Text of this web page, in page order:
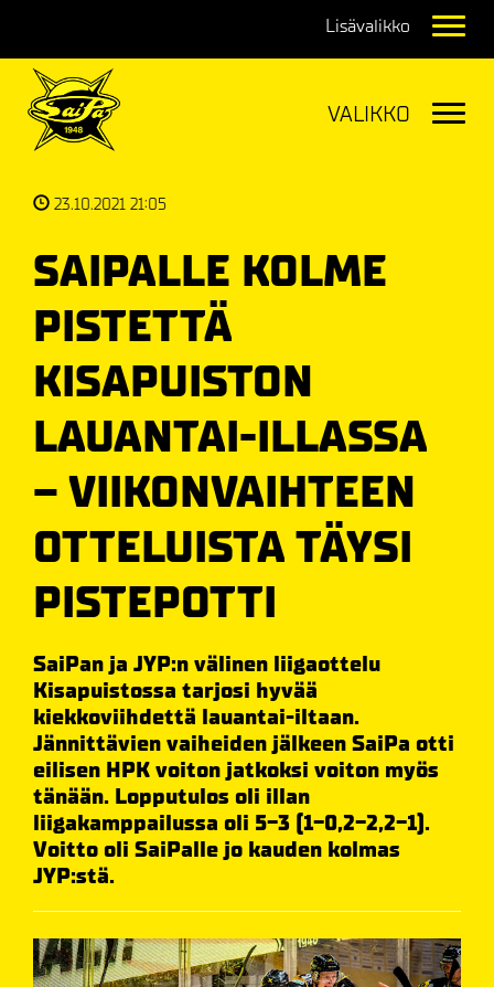
23.10.2021 21:05
SAIPALLE KOLME
PISTETTÄ
KISAPUISTON
LAUANTAI-ILLASSA
– VIIKONVAIHTEEN
OTTELUISTA TÄYSI
PISTEPOTTI
SaiPan ja JYP:n välinen liigaottelu
Kisapuistossa tarjosi hyvää
kiekkoviihdettä lauantai-iltaan.
Jännittävien vaiheiden jälkeen SaiPa otti
eilisen HPK voiton jatkoksi voiton myös
tänään. Lopputulos oli illan
liigakamppailussa oli 5-3 (1-0,2-2,2-1).
Voitto oli SaiPalle jo kauden kolmas
JYP:stä.